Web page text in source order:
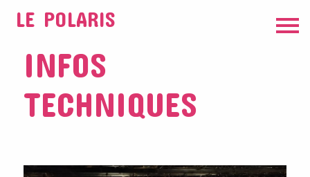
LE POLARIS
INFOS
TECHNIQUES